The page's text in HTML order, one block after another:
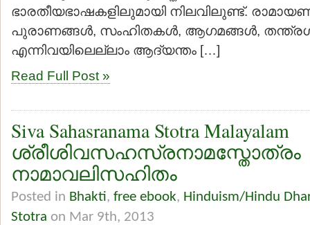
ഭാരതീയഭാഷകളിലുമായി നിലവിലുണ്ട്.
പുരാണങ്ങള്‍, സംഹിതകള്‍, ആഗമങ്ങള്‍,
എന്നിവയിലെല്ലാം ആദ്യന്തം […]
Read Full Post »
Siva Sahasranama Stotra Malayalam
ശ്രീശിവസഹസ്രനാമസ്തോത്രം
നാമാവലിസഹിതം
Posted in Bhakti, free ebook, Hinduism/Hindu
Stotra on Mar 9th, 2013